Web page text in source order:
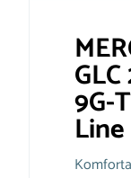
9G-
Line